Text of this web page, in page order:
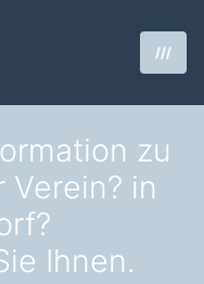
///
zu
Verein? in
Ihnen.